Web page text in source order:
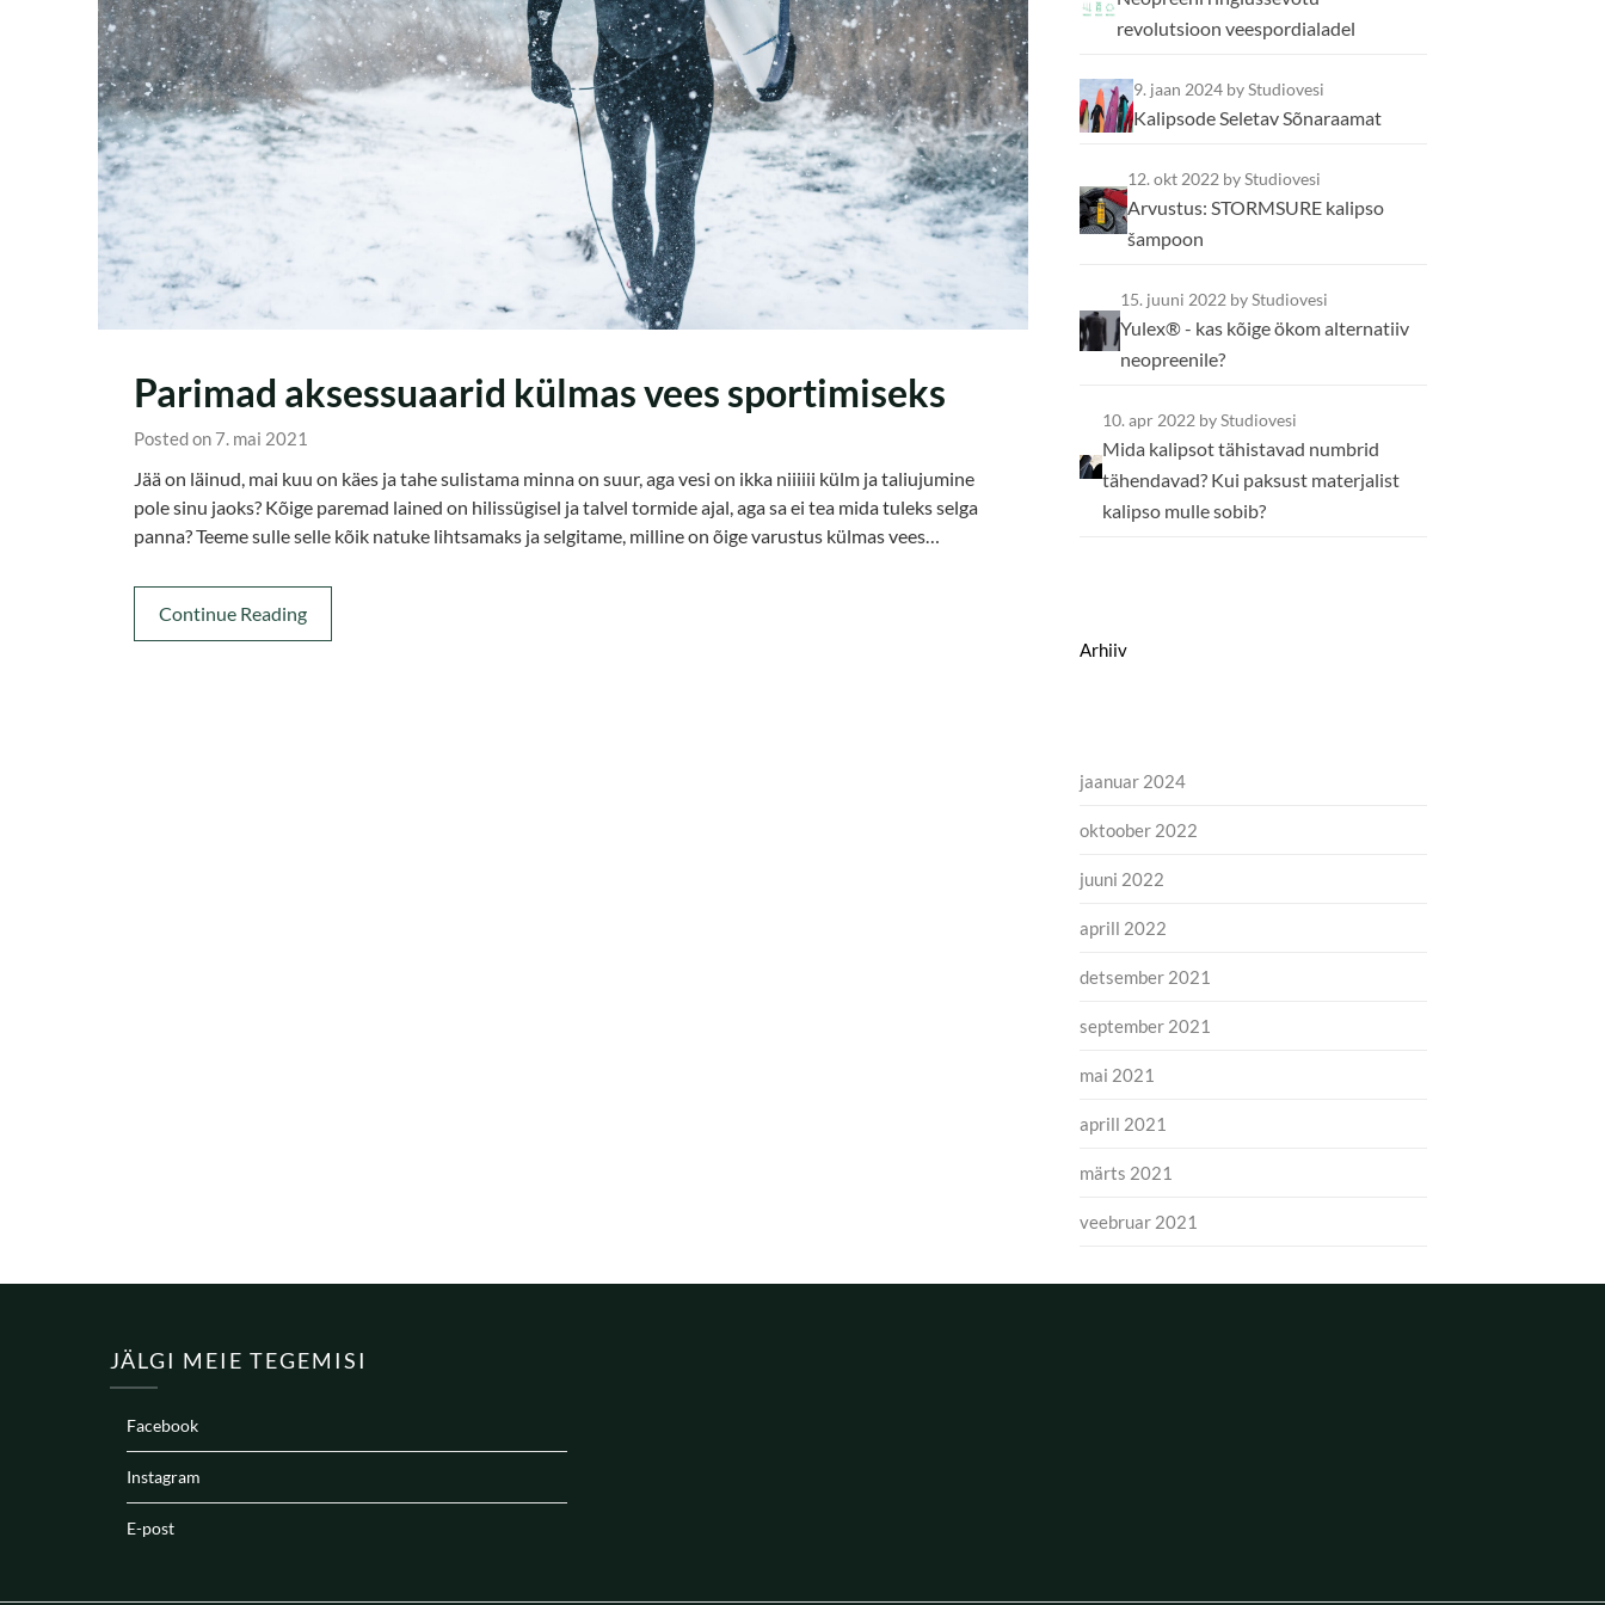
Parimad aksessuaarid külmas vees sportimiseks
Posted on 7. mai 2021
Jää on läinud, mai kuu on käes ja tahe sulistama minna on suur, aga vesi on ikka niiiiii külm ja taliujumine
pole sinu jaoks? Kõige paremad lained on hilissügisel ja talvel tormide ajal, aga sa ei tea mida tuleks selga
panna? Teeme sulle selle kõik natuke lihtsamaks ja selgitame, milline on õige varustus külmas vees…
Continue Reading
revolutsioon veespordialadel
9. jaan 2024 by Studiovesi
Kalipsode Seletav Sõnaraamat
12. okt 2022 by Studiovesi
Arvustus: STORMSURE kalipso
šampoon
15. juuni 2022 by Studiovesi
Yulex® - kas kõige ökom alternatiiv
neopreenile?
10. apr 2022 by Studiovesi
Mida kalipsot tähistavad numbrid
tähendavad? Kui paksust materjalist
kalipso mulle sobib?
Arhiiv
jaanuar 2024
oktoober 2022
juuni 2022
aprill 2022
detsember 2021
september 2021
mai 2021
aprill 2021
märts 2021
veebruar 2021
JÄLGI MEIE TEGEMISI
Facebook
Instagram
E-post